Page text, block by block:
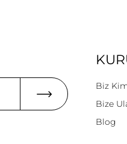
Biz
Bize
Blog